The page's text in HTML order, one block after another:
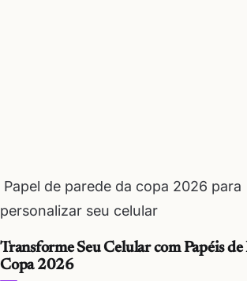
Papel de parede da copa 2026 para
personalizar seu celular
Transforme Seu Celular com Papéis de
Copa 2026